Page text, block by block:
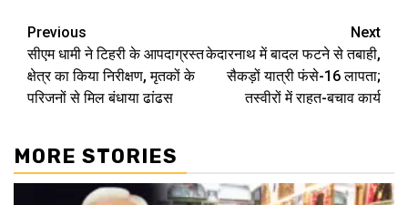
Continue
Reading
Previous
सीएम धामी ने टिहरी के आपदाग्रस्त
क्षेत्र का किया निरीक्षण, मृतकों के
परिजनों से मिल बंधाया ढांढस
Next
केदारनाथ में बादल फटने से तबाही,
सैकड़ों यात्री फंसे-16 लापता;
तस्‍वीरों में राहत-बचाव कार्य
MORE STORIES